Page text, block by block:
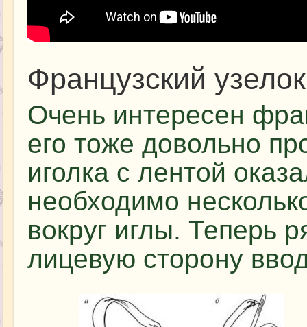
Французский узелок
Очень интересен
его тоже довольно
иголка с лентой
необходимо
вокруг иглы. Теперь
лицевую сторону